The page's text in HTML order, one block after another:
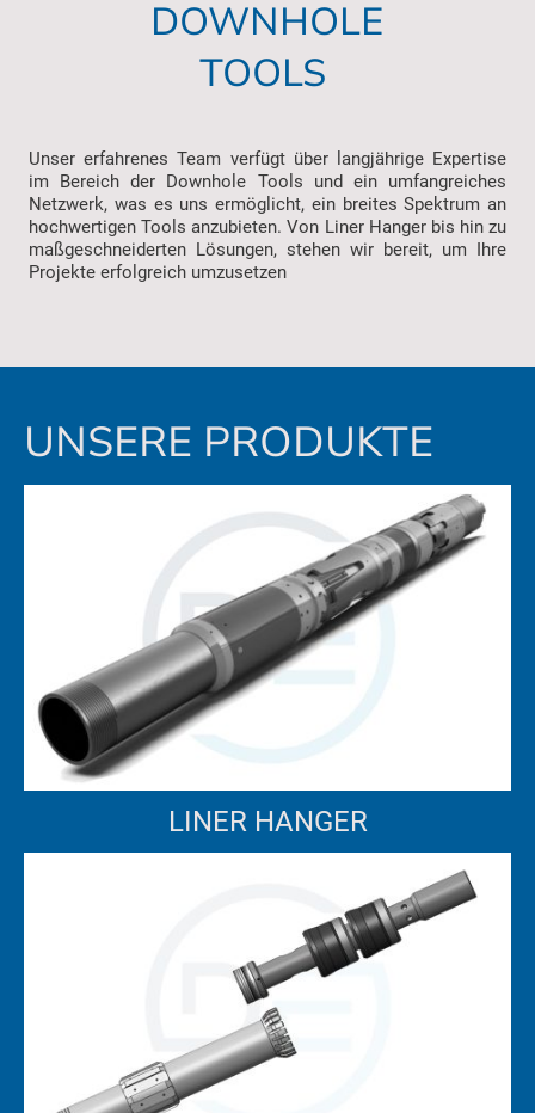
DOWNHOLE
TOOLS
Unser erfahrenes Team verfügt über langjährige Expertise
im Bereich der Downhole Tools und ein umfangreiches
Netzwerk, was es uns ermöglicht, ein breites Spektrum an
hochwertigen Tools anzubieten. Von Liner Hanger bis hin zu
maßgeschneiderten Lösungen, stehen wir bereit, um Ihre
Projekte erfolgreich umzusetzen
UNSERE PRODUKTE
LINER HANGER